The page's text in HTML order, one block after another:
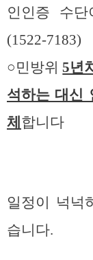
인인증 수
(1522-7183)
○민방위 5년
석하는 대신
체 합니다
일정이 넉넉
습니다.